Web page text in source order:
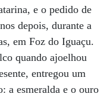
e o pedido de
depois, durante a
em Foz do Iguaçu.
quando ajoelhou
entregou um
a esmeralda e o ouro